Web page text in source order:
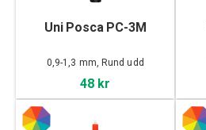
Uni Posca PC-3M
0,9-1,3 mm, Rund udd
48 kr